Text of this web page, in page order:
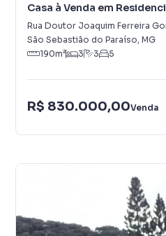
Casa à Venda em
Rua Doutor Joaquim Ferreira
São Sebastião do Paraíso, MG
190m² 3 3 5
R$ 830.000,00Venda